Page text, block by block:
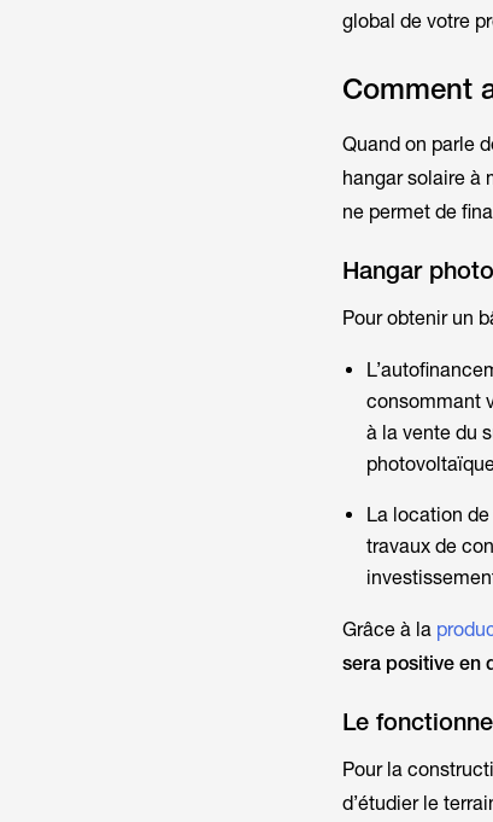
global de votre
Comment
Quand on parle
hangar solaire à
ne permet de
Hangar
Pour obtenir un
consommant
à la vente du
La location
travaux de
Grâce à la
sera positive en
Le
Pour la
d’étudier le